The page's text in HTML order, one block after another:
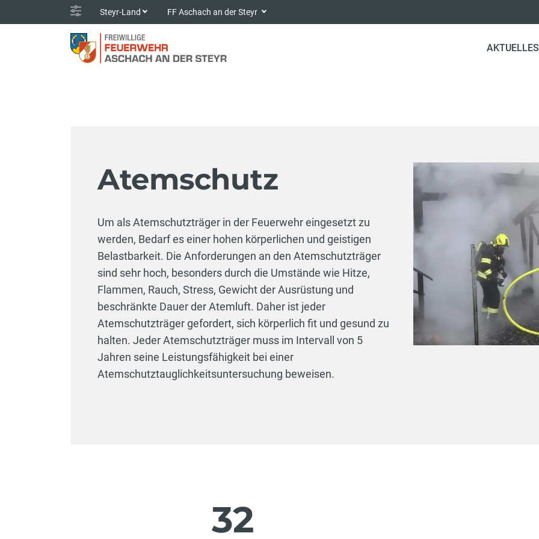
Steyr-Land FF Aschach an der Steyr
AKTUELLES
Atemschutz
Um als Atemschutzträger in der Feuerwehr eingesetzt zu
werden, Bedarf es einer hohen körperlichen und geistigen
Belastbarkeit. Die Anforderungen an den Atemschutzträger
sind sehr hoch, besonders durch die Umstände wie Hitze,
Flammen, Rauch, Stress, Gewicht der Ausrüstung und
beschränkte Dauer der Atemluft. Daher ist jeder
Atemschutzträger gefordert, sich körperlich fit und gesund zu
halten. Jeder Atemschutzträger muss im Intervall von 5
Jahren seine Leistungsfähigkeit bei einer
Atemschutztauglichkeitsuntersuchung beweisen.
32